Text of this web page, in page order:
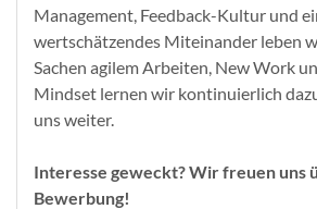
Management, Feedback-Kultur und
wertschätzendes Miteinander leben
Sachen agilem Arbeiten, New Work
Mindset lernen wir kontinuierlich
uns weiter.
Interesse geweckt? Wir freuen uns
Bewerbung!